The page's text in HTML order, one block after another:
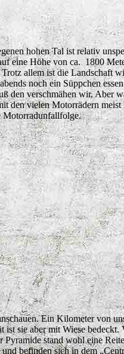
hohen Tal ist relativ
eine Höhe von ca. 1800
allem ist die Landschaft
noch ein Süppchen
den verschmähen wir. Aber
den vielen Motorrädern
Motorradunfallfolge.
Ein Kilometer von
sie aber mit Wiese
stand wohl eine
befinden sich in dem